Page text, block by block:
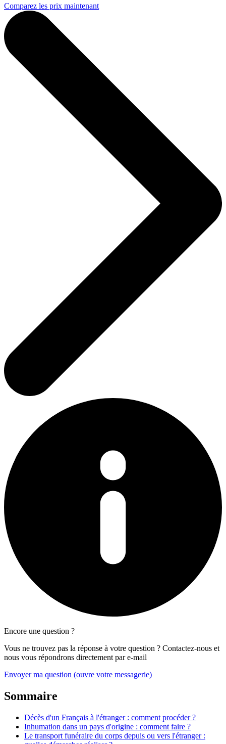
Comparez les prix maintenant
Encore une question ?
Vous ne trouvez pas la réponse à votre question ? Contactez-nous et
nous vous répondrons directement par e-mail
Envoyer ma question (ouvre votre messagerie)
Sommaire
Décès d'un Français à l'étranger : comment procéder ?
Inhumation dans un pays d'origine : comment faire ?
Le transport funéraire du corps depuis ou vers l'étranger :